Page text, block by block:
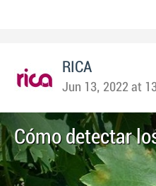
RICA
Jun 13, 2022 at
Cómo detectar